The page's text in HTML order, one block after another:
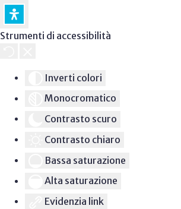
Strumenti di accessibilità
Inverti colori
Monocromatico
Contrasto scuro
Contrasto chiaro
Bassa saturazione
Alta saturazione
Evidenzia link